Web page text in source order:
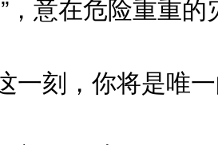
意在危险重重的
刻，你将是唯一